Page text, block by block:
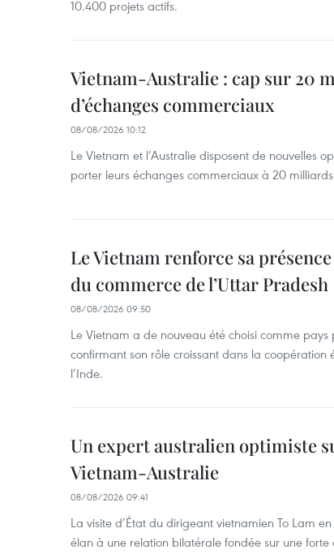
10.400 projets actifs.
Vietnam-Australie : cap sur 20
d’échanges commerciaux
08/08/2026 10:12
Le Vietnam et l’Australie disposent de nouvelles
porter leurs échanges commerciaux à 20
Le Vietnam renforce sa
du commerce de l’Uttar Pradesh
08/08/2026 09:50
Le Vietnam a de nouveau été choisi comme pays
confirmant son rôle croissant dans la
l’Inde.
Un expert australien optimiste
Vietnam-Australie
08/08/2026 09:41
La visite d’État du dirigeant vietnamien To Lam
élan à une relation bilatérale fondée sur une forte